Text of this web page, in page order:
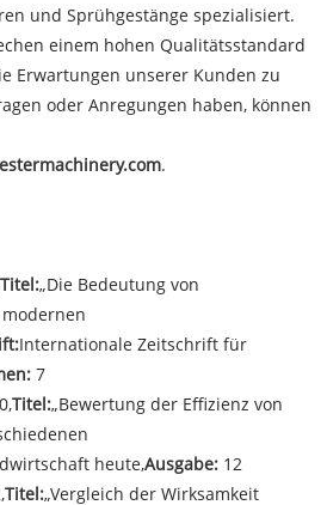
und Sprühgestänge spezialisiert.
einem hohen Qualitätsstandard
Erwartungen unserer Kunden zu
oder Anregungen haben, können
.
Titel:„Die Bedeutung von
Internationale Zeitschrift für
7
Titel:„Bewertung der Effizienz von
heute,Ausgabe: 12
Titel:„Vergleich der Wirksamkeit